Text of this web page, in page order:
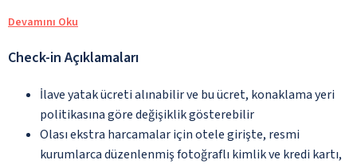
Devamını Oku
Check-in Açıklamaları
İlave yatak ücreti alınabilir ve bu ücret, konaklama yeri
politikasına göre değişiklik gösterebilir
Olası ekstra harcamalar için otele girişte, resmi
kurumlarca düzenlenmiş fotoğraflı kimlik ve kredi kartı,